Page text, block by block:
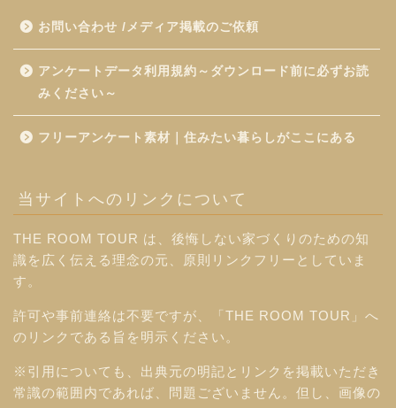
お問い合わせ /メディア掲載のご依頼
アンケートデータ利用規約～ダウンロード前に必ずお読
みください～
フリーアンケート素材｜住みたい暮らしがここにある
当サイトへのリンクについて
THE ROOM TOUR は、後悔しない家づくりのための知
識を広く伝える理念の元、原則リンクフリーとしていま
す。
許可や事前連絡は不要ですが、「THE ROOM TOUR」へ
のリンクである旨を明示ください。
※引用についても、出典元の明記とリンクを掲載いただき
常識の範囲内であれば、問題ございません。但し、画像の